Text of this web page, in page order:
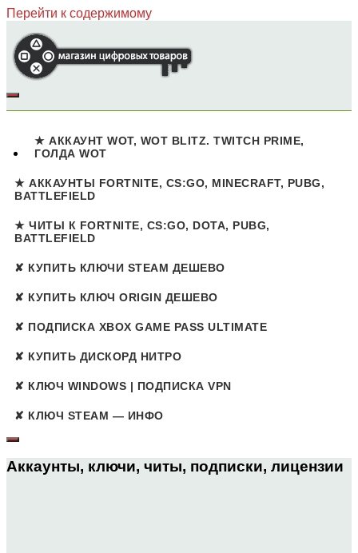
Перейти к содержимому
и аккаунты к разным играм таким как — Fortnite, CS:GO,
PUBG, Battlefield, Dota и многое другое
★ АККАУНТ WOT, WOT BLITZ. TWITCH PRIME,
ГОЛДА WOT
★ АККАУНТЫ FORTNITE, CS:GO, MINECRAFT, PUBG,
BATTLEFIELD
★ ЧИТЫ К FORTNITE, CS:GO, DOTA, PUBG,
BATTLEFIELD
✘ КУПИТЬ КЛЮЧИ STEAM ДЕШЕВО
✘ КУПИТЬ КЛЮЧ ORIGIN ДЕШЕВО
✘ ПОДПИСКА XBOX GAME PASS ULTIMATE
✘ КУПИТЬ ДИСКОРД НИТРО
✘ КЛЮЧ WINDOWS | ПОДПИСКА VPN
✘ КЛЮЧ STEAM — ИНФО
Аккаунты, ключи, читы, подписки, лицензии